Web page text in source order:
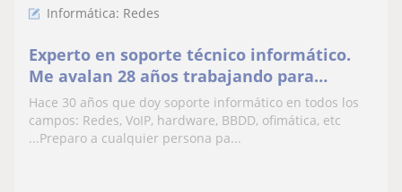
Informática: Redes
Experto en soporte técnico informático.
Me avalan 28 años trabajando para
entornos críticos en la administración
pública
Hace 30 años que doy soporte informático en todos los
campos: Redes, VoIP, hardware, BBDD, ofimática, etc
...Preparo a cualquier persona pa...